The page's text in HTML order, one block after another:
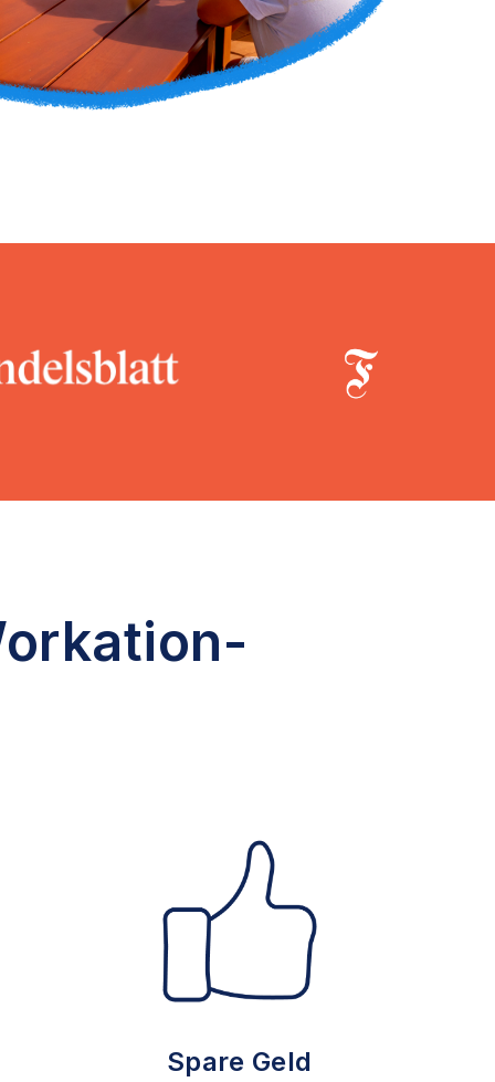
Spare Geld